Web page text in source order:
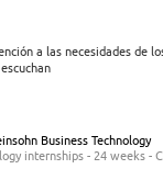
a las necesidades de
Business Technology